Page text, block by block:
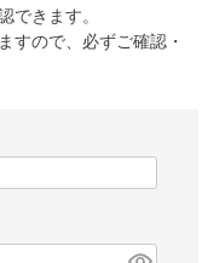
できます。
すので、必ずご確認・